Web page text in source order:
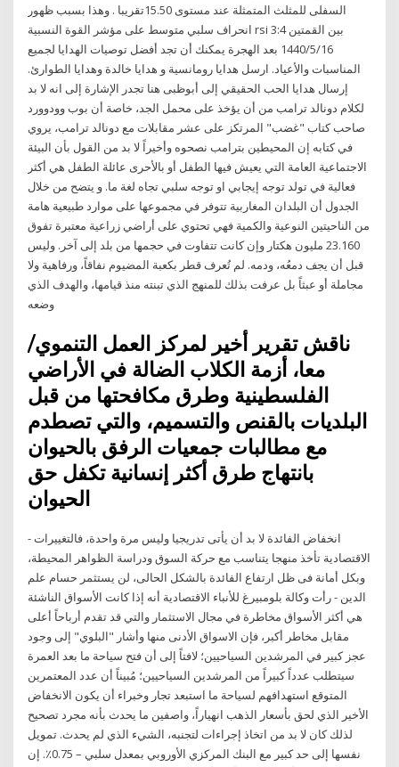
السفلى للمثلث المتمثلة عند مستوى 15.50تقريبا . وهذا بسبب ظهور
انحراف سلبي متوسط على مؤشر القوة النسبية rsi بين القمتين 3:4
16‏‏/5‏‏/1440 بعد الهجرة يمكنك أن تجد أفضل توصيات الهدايا لجميع
المناسبات والأعياد. ارسل هدايا رومانسية و هدايا خالدة وهدايا الطوارئ.
إرسال هدايا الحب الحقيقي إلى أبوظبى هنا تجدر الإشارة إلى انه لا بد
لكلام دونالد ترامب من أن يؤخذ على محمل الجد، خاصة أن بوب وودوورد
صاحب كتاب "غضب" المرتكز على عشر مقابلات مع دونالد ترامب، يروي
في كتابه إن المحيطين بترامب نصحوه وأخيراً لا بد من القول بأن البيئة
الاجتماعية العامة التي يعيش فيها الطفل أو بالأحرى عائلة الطفل هي أكثر
فعالية في تولد توجه إيجابي او توجه سلبي تجاه لغة ما. و يتضح من خلال
الجدول أن البلدان المغاربية تتوفر في مجموعها على موارد طبيعية هامة
من الناحيتين النوعية والكمية فهي تحتوي على أراضي زراعية معتبرة تفوق
23.160 مليون هكتار وإن كانت تتفاوت في حجمها من بلد إلى آخر. وليس
قبل أن يجف دمعُه، ودمه. لم تُعرف قطر بكعبة المضيوم نفاقاً، ورفاهية ولا
مجاملة أو عبثاً بل عرفت بذلك للمنهج الذي تبنته منذ قيامها، والهدف الذي
وضعه
ناقش تقرير أخير لمركز العمل التنموي/
معا، أزمة الكلاب الضالة في الأراضي
الفلسطينية وطرق مكافحتها من قبل
البلديات بالقنص والتسميم، والتي تصطدم
مع مطالبات جمعيات الرفق بالحيوان
بانتهاج طرق أكثر إنسانية تكفل حق
الحيوان
- انخفاض الفائدة لا بد أن يأتى تدريجيا وليس مرة واحدة، فالتغييرات
الاقتصادية تأخذ منهجا يتناسب مع حركة السوق ودراسة الظواهر المحيطة،
وبكل أمانة فى ظل ارتفاع الفائدة بالشكل الحالى، لن يستثمر حسام علم
الدين - رأت وكالة بلومبيرغ للأنباء الاقتصادية أنه إذا كانت الأسواق الناشئة
هي أكثر الأسواق مخاطرة في مجال الاستثمار والتي قد تقدم أرباحاً أعلى
مقابل مخاطر أكبر، فإن الاسواق الأدنى منها وأشار "البلوي" إلى وجود
عجز كبير في المرشدين السياحيين؛ لافتاً إلى أن فتح سياحة ما بعد العمرة
سيتطلب عدداً كبيراً من المرشدين السياحيين؛ مُبيناً أن عدد المعتمرين
المتوقع استهدافهم لسياحة ما استبعد تجار وخبراء أن يكون الانخفاض
الأخير الذي لحق بأسعار الذهب انهياراً، واصفين ما يحدث بأنه مجرد تصحيح
لذلك كان لا بد من اتخاذ إجراءات لتجنبه، الشيء الذي لم يحدث. تمويل
نفسها إلى حد كبير مع البنك المركزي الأوروبي بمعدل سلبي – 0.75٪. إن